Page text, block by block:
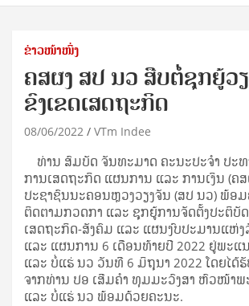
ຂ່າວໜ້າໜຶ່ງ
ຄສຜງ ສປ ນວ ສືບຕໍ່ຊຸກຍູ້ວ
ຂົງເຂດເສດຖະກິດ
08/06/2022 VTm Indee
ທ່ານ ສົມບັດ ຈັນທະມາດ ຄະນະປະຈຳ ປະ
ການເສດຖະກິດ ແຜນການ ແລະ ການເງິນ (ຄສ
ປະຊາຊົນນະຄອນຫຼວງວຽງຈັນ (ສປ ນວ) ພ້ອ
ຕິດຕາມກວດກາ ແລະ ຊຸກຍູ້ການຈັດຕັ້ງປະຕິບັ
ເສດຖະກິດ-ສັງຄົມ ແລະ ແຜນງົບປະມານແຫ່
ແລະ ແຜນການ 6 ເດືອນທ້າຍປີ 2022 ຢູ່ພະແ
ແລະ ບໍ່ແຮ່ ນວ ວັນທີ 6 ມິຖຸນາ 2022 ໂດຍໄດ້
ຈາກທ່ານ ປອ ເສີມຄຳ ທຸມມະວົງສາ ຫົວໜ້າພ
ແລະ ບໍ່ແຮ່ ນວ ພ້ອມດ້ວຍຄະນະ.